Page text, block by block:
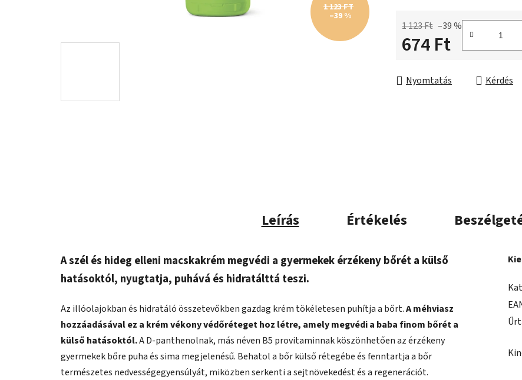
1 123 Ft –39 %
674 Ft
Nyomtatás Kérdés
1 123 FT
–39 %
Leírás Értékelés
A szél és hideg elleni macskakrém megvédi a gyermekek érzékeny bőrét a külső
hatásoktól, nyugtatja, puhává és hidratálttá teszi.
Az illóolajokban és hidratáló összetevőkben gazdag krém tökéletesen puhítja a bőrt.A méhviasz
hozzáadásával ez a krém vékony védőréteget hoz létre, amely megvédi a baba finom bőrét a
külső hatásoktól.A D-panthenolnak, más néven B5 provitaminnak köszönhetően az érzékeny
gyermekek bőre puha és sima megjelenésű. Behatol a bőr külső rétegébe és fenntartja a bőr
természetes nedvességegyensúlyát, miközben serkenti a sejtnövekedést és a regenerációt.